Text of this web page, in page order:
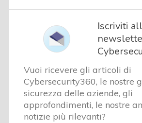
Iscriviti
Vuoi ricevere gli articoli di
Cybersecurity360, le nostre
sicurezza delle aziende, gli
approfondimenti, le nostre
notizie più rilevanti?